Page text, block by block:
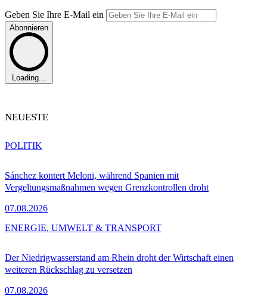
Geben Sie Ihre E-Mail ein
Abonnieren
Loading...
NEUESTE
Sánchez kontert Meloni, während Spanien mit
Vergeltungsmaßnahmen wegen Grenzkontrollen droht
07.08.2026
POLITIK
Der Niedrigwasserstand am Rhein droht der Wirtschaft einen
weiteren Rückschlag zu versetzen
07.08.2026
ENERGIE, UMWELT & TRANSPORT